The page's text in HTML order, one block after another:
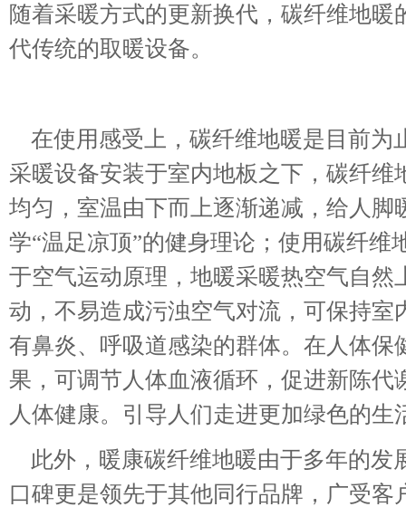
随着采暖方式的更新换代，碳纤维地
代传统的取暖设备。
在使用感受上，碳纤维地暖是目前为
采暖设备安装于室内地板之下，碳纤
均匀，室温由下而上逐渐递减，给人
学“温足凉顶”的健身理论；使用碳纤
于空气运动原理，地暖采暖热空气自
动，不易造成污浊空气对流，可保持
有鼻炎、呼吸道感染的群体。在人体
果，可调节人体血液循环，促进新陈
人体健康。引导人们走进更加绿色的生
此外，暖康碳纤维地暖由于多年的发
口碑更是领先于其他同行品牌，广受